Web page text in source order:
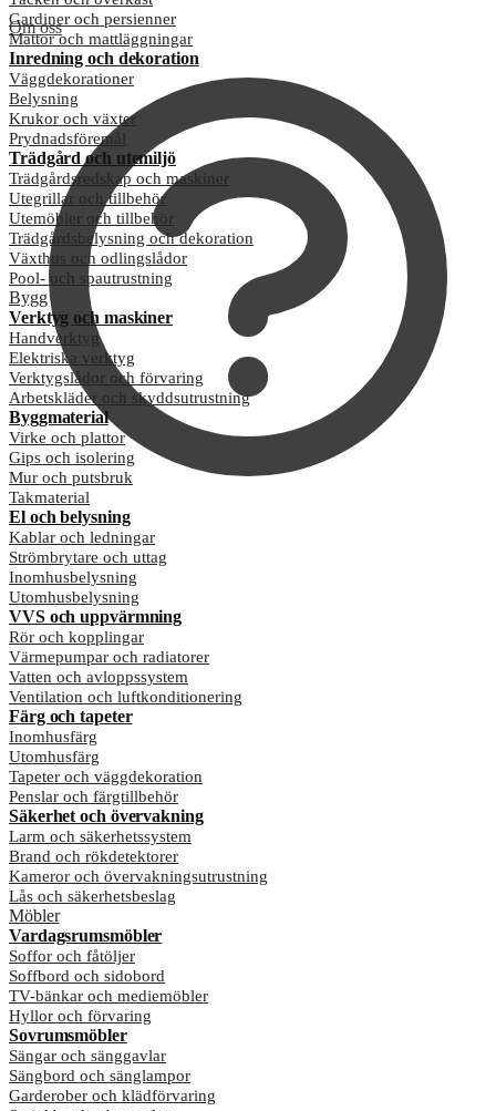
Om oss
Gardiner och persienner
Mattor och mattläggningar
Inredning och dekoration
Väggdekorationer
Belysning
Krukor och växter
Prydnadsföremål
Trädgård och utemiljö
Trädgårdsredskap och maskiner
Utegrillar och tillbehör
Utemöbler och tillbehör
Trädgårdsbelysning och dekoration
Växthus och odlingslådor
Pool- och spautrustning
Bygg
Verktyg och maskiner
Handverktyg
Elektriska verktyg
Verktygslådor och förvaring
Arbetskläder och skyddsutrustning
Byggmaterial
Virke och plattor
Gips och isolering
Mur och putsbruk
Takmaterial
El och belysning
Kablar och ledningar
Strömbrytare och uttag
Inomhusbelysning
Utomhusbelysning
VVS och uppvärmning
Rör och kopplingar
Värmepumpar och radiatorer
Vatten och avloppssystem
Ventilation och luftkonditionering
Färg och tapeter
Inomhusfärg
Utomhusfärg
Tapeter och väggdekoration
Penslar och färgtillbehör
Säkerhet och övervakning
Larm och säkerhetssystem
Brand och rökdetektorer
Kameror och övervakningsutrustning
Lås och säkerhetsbeslag
Möbler
Vardagsrumsmöbler
Soffor och fåtöljer
Soffbord och sidobord
TV-bänkar och mediemöbler
Hyllor och förvaring
Sovrumsmöbler
Sängar och sänggavlar
Sängbord och sänglampor
Garderober och klädförvaring